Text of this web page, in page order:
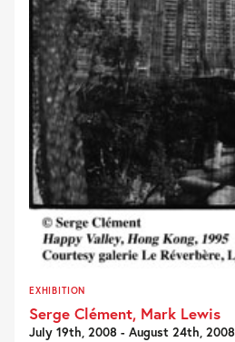
EXHIBITION
Serge Clément, Mark Lewis
July 19th, 2008 - August 24th, 2008